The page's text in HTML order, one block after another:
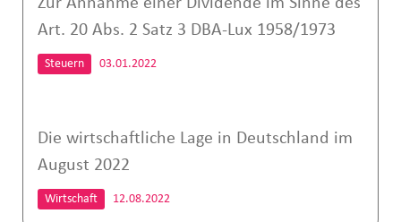
Art. 20 Abs. 2 Satz 3 DBA-Lux 1958/1973
Steuern 03.01.2022
Die wirtschaftliche Lage in Deutschland im
August 2022
Wirtschaft 12.08.2022